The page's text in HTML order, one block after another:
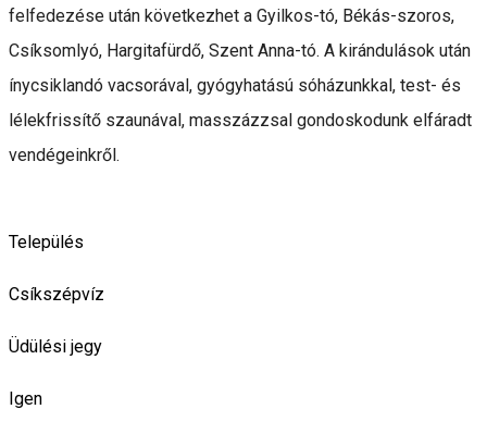
felfedezése után következhet a Gyilkos-tó, Békás-szoros,
Csíksomlyó, Hargitafürdő, Szent Anna-tó. A kirándulások után
ínycsiklandó vacsorával, gyógyhatású sóházunkkal, test- és
lélekfrissítő szaunával, masszázzsal gondoskodunk elfáradt
vendégeinkről.
Település
Csíkszépvíz
Üdülési jegy
Igen